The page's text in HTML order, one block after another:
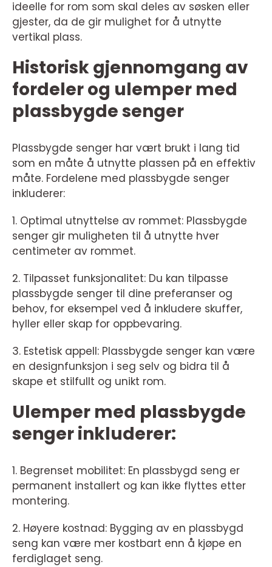
ideelle for rom som skal deles av søsken eller
gjester, da de gir mulighet for å utnytte
vertikal plass.
Historisk gjennomgang av
fordeler og ulemper med
plassbygde senger
Plassbygde senger har vært brukt i lang tid
som en måte å utnytte plassen på en effektiv
måte. Fordelene med plassbygde senger
inkluderer:
1. Optimal utnyttelse av rommet: Plassbygde
senger gir muligheten til å utnytte hver
centimeter av rommet.
2. Tilpasset funksjonalitet: Du kan tilpasse
plassbygde senger til dine preferanser og
behov, for eksempel ved å inkludere skuffer,
hyller eller skap for oppbevaring.
3. Estetisk appell: Plassbygde senger kan være
en designfunksjon i seg selv og bidra til å
skape et stilfullt og unikt rom.
Ulemper med plassbygde
senger inkluderer:
1. Begrenset mobilitet: En plassbygd seng er
permanent installert og kan ikke flyttes etter
montering.
2. Høyere kostnad: Bygging av en plassbygd
seng kan være mer kostbart enn å kjøpe en
ferdiglaget seng.